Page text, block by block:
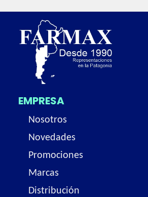
EMPRESA
Nosotros
Novedades
Promociones
Marcas
Distribución